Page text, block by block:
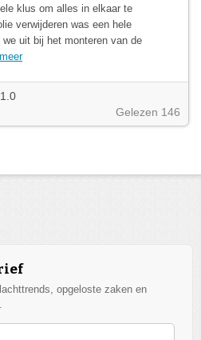
klus om alles in elkaar te
verwijderen was een hele
uit bij het monteren van de
Gelezen 146
opgeloste zaken en